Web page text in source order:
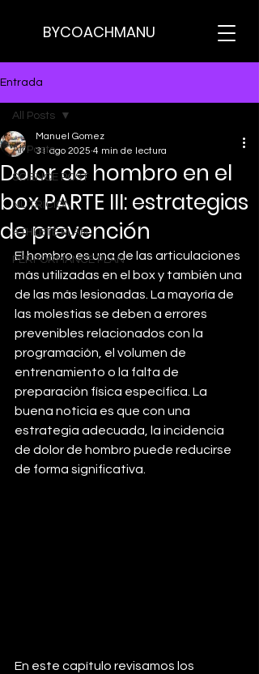
BYCOACHMANU
Entrada
All Posts
SCIENCE POST
NUTRICION
ATHLETE PLAN
PERFORMANCE PLAN
All Posts
Dolor de hombro en el
box PARTE III: estrategias
de prevención
Manuel Gomez
31 ago 2025 4 min de lectura
El hombro es una de las articulaciones
más utilizadas en el box y también una
de las más lesionadas. La mayoría de
las molestias se deben a errores
prevenibles relacionados con la
programación, el volumen de
entrenamiento o la falta de
preparación física específica. La
buena noticia es que con una
estrategia adecuada, la incidencia
de dolor de hombro puede reducirse
de forma significativa.
En este capítulo revisamos los